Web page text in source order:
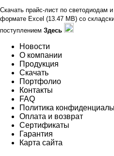
Скачать прайс-лист по светодиодам
формате Excel (13.47 MB) со
поступлением Здесь
Новости
О компании
Продукция
Скачать
Портфолио
Контакты
FAQ
Политика
Оплата и возврат
Сертификаты
Гарантия
Карта сайта